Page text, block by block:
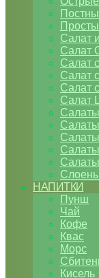
Салат
Салат
Салат
Салат
Салат
Салат
НАПИТКИ
Пунш
Чай
Кофе
Квас
Морс
Кисель